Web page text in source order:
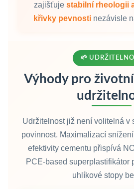
zajišťuje stabilní rheologii
křivky pevnostinezávisle
🌱
Výhody pro
Udržitelnost již není volitelná
povinnost. Maximalizací
efektivity cementu přispívá
PCE-based superplastifikátor
uhlíkové stopy